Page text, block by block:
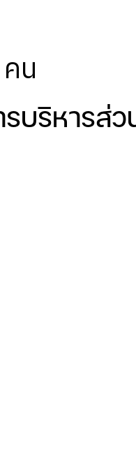
น
บริหารส่ว